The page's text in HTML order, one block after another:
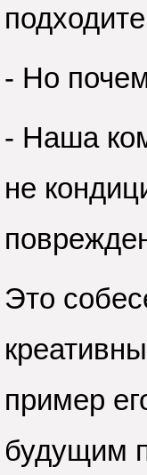
- Но
- Наша
не
Это
пример
будущим